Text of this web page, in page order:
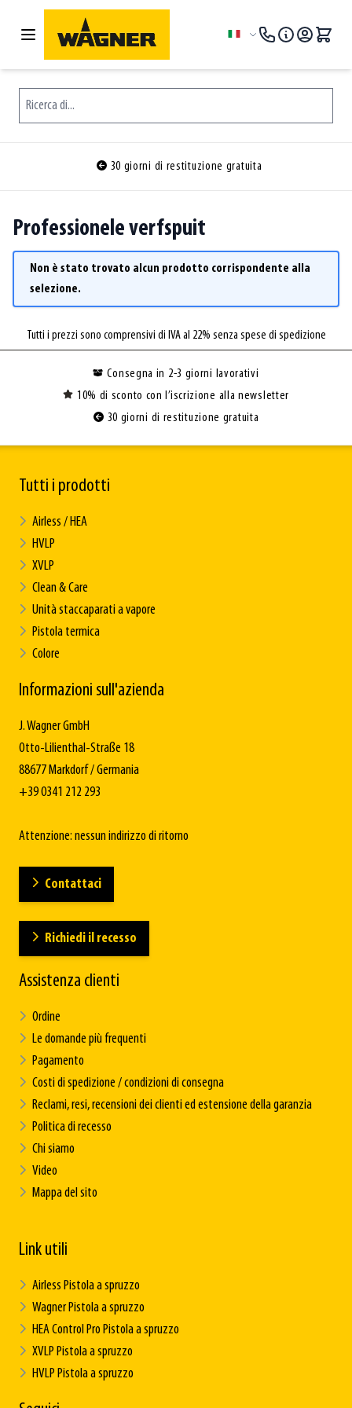
Salta al contenuto
Lingua
Ricerca di...
30 giorni di restituzione gratuita
Professionele verfspuit
Non è stato trovato alcun prodotto corrispondente alla
selezione.
Tutti i prezzi sono comprensivi di IVA al 22% senza spese di spedizione
Consegna in 2-3 giorni lavorativi
10% di sconto con l’iscrizione alla newsletter
30 giorni di restituzione gratuita
Tutti i prodotti
Airless / HEA
HVLP
XVLP
Clean & Care
Unità staccaparati a vapore
Pistola termica
Colore
Informazioni sull'azienda
J. Wagner GmbH
Otto-Lilienthal-Straße 18
88677 Markdorf / Germania
+39 0341 212 293
Attenzione: nessun indirizzo di ritorno
Contattaci
Richiedi il recesso
Assistenza clienti
Ordine
Le domande più frequenti
Pagamento
Costi di spedizione / condizioni di consegna
Reclami, resi, recensioni dei clienti ed estensione della garanzia
Politica di recesso
Chi siamo
Video
Mappa del sito
Link utili
Airless Pistola a spruzzo
Wagner Pistola a spruzzo
HEA Control Pro Pistola a spruzzo
XVLP Pistola a spruzzo
HVLP Pistola a spruzzo